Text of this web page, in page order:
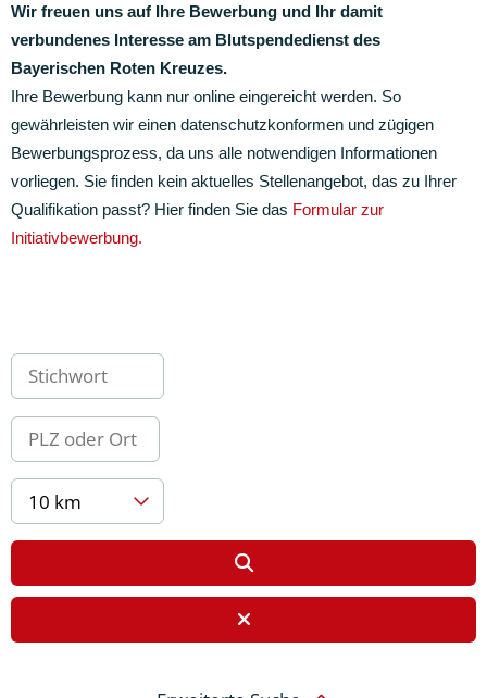
Wir freuen uns auf Ihre Bewerbung und Ihr damit
verbundenes Interesse am Blutspendedienst des
Bayerischen Roten Kreuzes.
Ihre Bewerbung kann nur online eingereicht werden. So
gewährleisten wir einen datenschutzkonformen und zügigen
Bewerbungsprozess, da uns alle notwendigen Informationen
vorliegen. Sie finden kein aktuelles Stellenangebot, das zu Ihrer
Qualifikation passt? Hier finden Sie das Formular zur
Initiativbewerbung.
10 km